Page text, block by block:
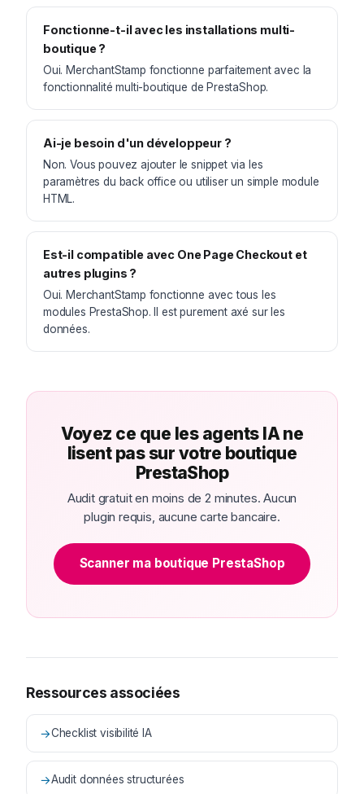
Fonctionne-t-il avec les installations multi-
boutique ?
Oui. MerchantStamp fonctionne parfaitement avec la
fonctionnalité multi-boutique de PrestaShop.
Ai-je besoin d'un développeur ?
Non. Vous pouvez ajouter le snippet via les
paramètres du back office ou utiliser un simple module
HTML.
Est-il compatible avec One Page Checkout et
autres plugins ?
Oui. MerchantStamp fonctionne avec tous les
modules PrestaShop. Il est purement axé sur les
données.
Voyez ce que les agents IA ne
lisent pas sur votre boutique
PrestaShop
Audit gratuit en moins de 2 minutes. Aucun
plugin requis, aucune carte bancaire.
Scanner ma boutique PrestaShop
Ressources associées
→Checklist visibilité IA
→Audit données structurées